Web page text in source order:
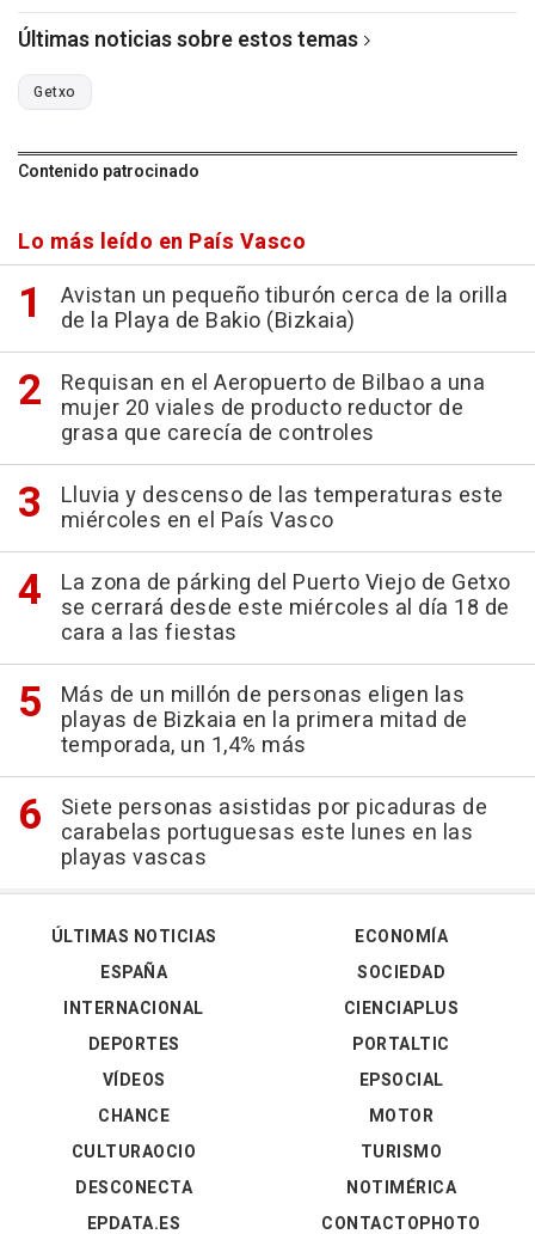
Últimas noticias sobre estos temas
Getxo
Contenido patrocinado
Lo más leído en País Vasco
Avistan un pequeño tiburón cerca de la orilla
de la Playa de Bakio (Bizkaia)
Requisan en el Aeropuerto de Bilbao a una
mujer 20 viales de producto reductor de
grasa que carecía de controles
Lluvia y descenso de las temperaturas este
miércoles en el País Vasco
La zona de párking del Puerto Viejo de Getxo
se cerrará desde este miércoles al día 18 de
cara a las fiestas
Más de un millón de personas eligen las
playas de Bizkaia en la primera mitad de
temporada, un 1,4% más
Siete personas asistidas por picaduras de
carabelas portuguesas este lunes en las
playas vascas
ÚLTIMAS NOTICIAS
ESPAÑA
INTERNACIONAL
DEPORTES
VÍDEOS
ECONOMÍA
SOCIEDAD
CIENCIAPLUS
PORTALTIC
EPSOCIAL
CHANCE
CULTURAOCIO
DESCONECTA
EPDATA.ES
MOTOR
TURISMO
NOTIMÉRICA
CONTACTOPHOTO